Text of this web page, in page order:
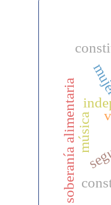
soberanía alimentariamúsica